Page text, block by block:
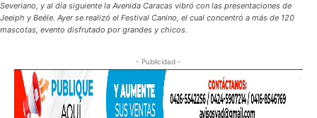
Severiano, y al día siguiente la Avenida Caracas vibró con las presentaciones de
Jeeiph y Beéle. Ayer se realizó el Festival Canino, el cual concentró a más de 120
mascotas, evento disfrutado por grandes y chicos.
- Publicidad -